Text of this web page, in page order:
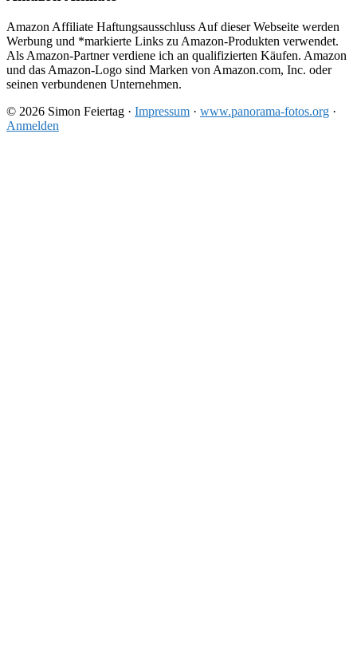
Amazon Affiliate Haftungsausschluss Auf dieser Webseite werden
Werbung und *markierte Links zu Amazon-Produkten verwendet.
Als Amazon-Partner verdiene ich an qualifizierten Käufen. Amazon
und das Amazon-Logo sind Marken von Amazon.com, Inc. oder
seinen verbundenen Unternehmen.
© 2026 Simon Feiertag · Impressum · www.panorama-fotos.org ·
Anmelden